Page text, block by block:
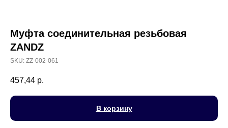
Муфта соединительная резьбовая
ZANDZ
SKU: ZZ-002-061
457,44 р.
В корзину